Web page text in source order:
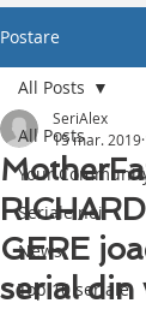
Postare
All Posts
Your
Seriale noi
News
Top 10 seriale
All Posts
GERE
serial din
SeriAlex
15 mar. 2019